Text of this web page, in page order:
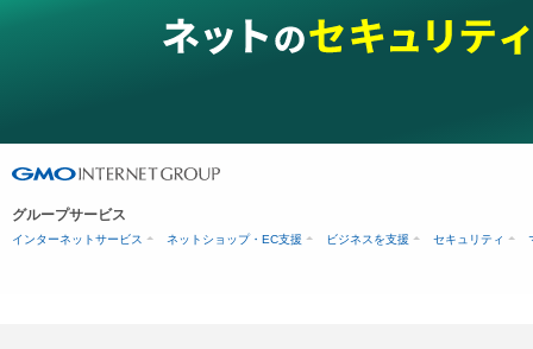
グループサービス
インターネットサービス ネットショップ・EC支援 ビジネスを支援 セキュリティ